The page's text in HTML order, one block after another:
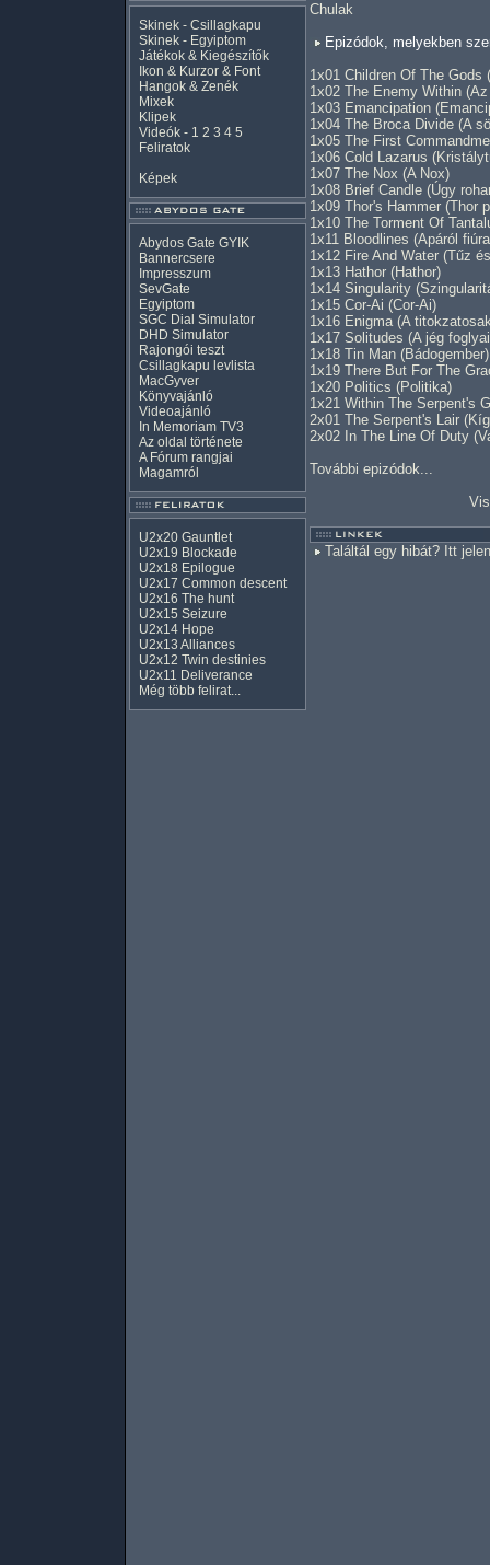
Skinek - Csillagkapu
Skinek - Egyiptom
Játékok & Kiegészítők
Ikon & Kurzor & Font
Hangok & Zenék
Mixek
Klipek
Videók - 1 2 3 4 5
Feliratok
Képek
Abydos Gate GYIK
Bannercsere
Impresszum
SevGate
Egyiptom
SGC Dial Simulator
DHD Simulator
Rajongói teszt
Csillagkapu levlista
MacGyver
Könyvajánló
Videoajánló
In Memoriam TV3
Az oldal története
A Fórum rangjai
Magamról
U2x20 Gauntlet
U2x19 Blockade
U2x18 Epilogue
U2x17 Common descent
U2x16 The hunt
U2x15 Seizure
U2x14 Hope
U2x13 Alliances
U2x12 Twin destinies
U2x11 Deliverance
Még több felirat...
Chulak
Epizódok, melyekben
1x01 Children Of The Gods
1x02 The Enemy Within
1x03 Emancipation
1x04 The Broca Divide (A
1x05 The First
1x06 Cold Lazarus
1x07 The Nox (A Nox)
1x08 Brief Candle (Úgy
1x09 Thor's Hammer (Thor
1x10 The Torment Of
1x11 Bloodlines (Apáról
1x12 Fire And Water (Tűz
1x13 Hathor (Hathor)
1x14 Singularity
1x15 Cor-Ai (Cor-Ai)
1x16 Enigma (A
1x17 Solitudes (A jég
1x18 Tin Man (Bádogember)
1x19 There But For The
1x20 Politics (Politika)
1x21 Within The Serpent's
2x01 The Serpent's Lair
2x02 In The Line Of Duty
További epizódok...
Találtál egy hibát? Itt